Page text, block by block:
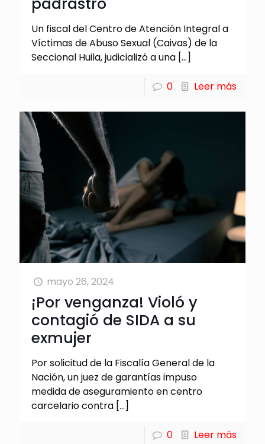
Un fiscal del Centro de Atención Integral a
Víctimas de Abuso Sexual (Caivas) de la
Seccional Huila, judicializó a una […]
0 Leer más
mayo 26, 2024
¡Por venganza! Violó y
contagió de SIDA a su
exmujer
Por solicitud de la Fiscalía General de la
Nación, un juez de garantías impuso
medida de aseguramiento en centro
carcelario contra […]
0 Leer más